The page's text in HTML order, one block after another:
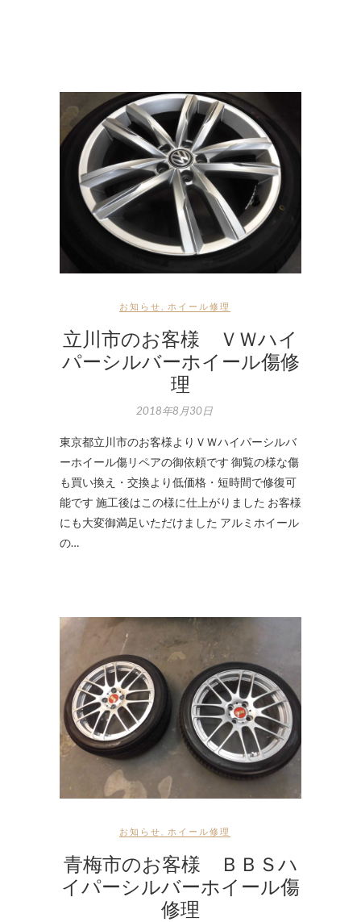
お知らせ ホイール修理
立川市のお客様 ＶＷハイ
パーシルバーホイール傷修
理
2018年8月30日
東京都立川市のお客様よりＶＷハイパーシルバ
ーホイール傷リペアの御依頼です 御覧の様な傷
も買い換え・交換より低価格・短時間で修復可
能です 施工後はこの様に仕上がりました お客様
にも大変御満足いただけました アルミホイール
の…
お知らせ ホイール修理
青梅市のお客様 ＢＢＳハ
イパーシルバーホイール傷
修理